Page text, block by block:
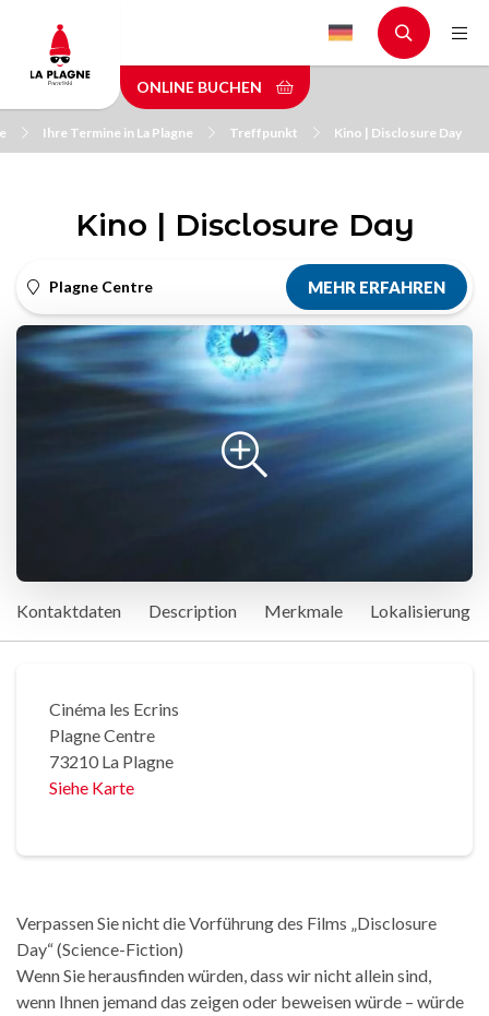
main
content
ONLINE BUCHEN
Ihre Termine in La Plagne Treffpunkt Kino | Disclosure Day
Kino | Disclosure Day
Plagne Centre MEHR ERFAHREN
Kontaktdaten Description Merkmale Lokalisierung
Cinéma les Ecrins
Plagne Centre
73210 La Plagne
Siehe Karte
Verpassen Sie nicht die Vorführung des Films „Disclosure
Day“ (Science-Fiction)
Wenn Sie herausfinden würden, dass wir nicht allein sind,
wenn Ihnen jemand das zeigen oder beweisen würde – würde